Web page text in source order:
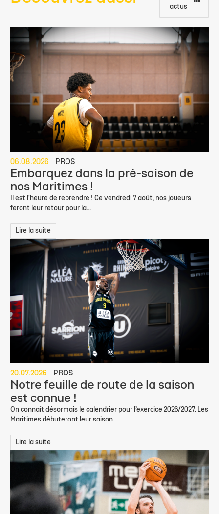
actus
06.08.2026 PROS
Embarquez dans la pré-saison de
nos Maritimes !
Il est l'heure de reprendre ! Ce vendredi 7 août, nos joueurs
feront leur retour pour la...
Lire la suite
20.07.2026 PROS
Notre feuille de route de la saison
est connue !
On connaît désormais le calendrier pour l’exercice 2026/2027. Les
Maritimes débuteront leur saison...
Lire la suite